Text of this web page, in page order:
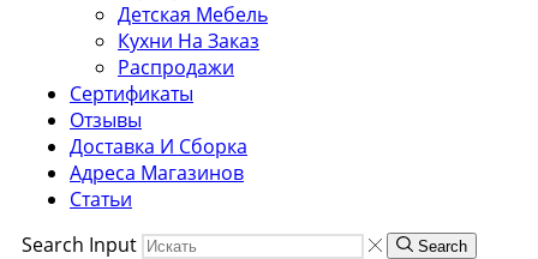
Детская Мебель
Кухни На Заказ
Распродажи
Сертификаты
Отзывы
Доставка И Сборка
Адреса Магазинов
Статьи
Search Input
Search